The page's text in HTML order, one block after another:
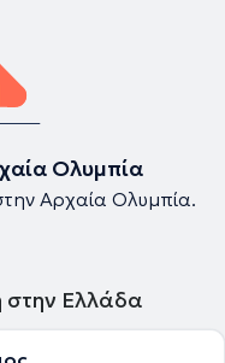
Ολυμπία
Αρχαία Ολυμπία.
στην Ελλάδα